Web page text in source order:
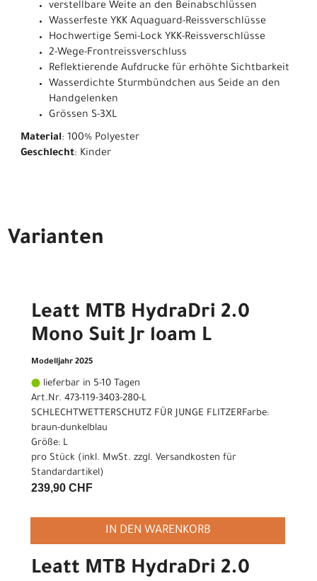
verstellbare Weite an den Beinabschlüssen
Wasserfeste YKK Aquaguard-Reissverschlüsse
Hochwertige Semi-Lock YKK-Reissverschlüsse
2-Wege-Frontreissverschluss
Reflektierende Aufdrucke für erhöhte Sichtbarkeit
Wasserdichte Sturmbündchen aus Seide an den
Handgelenken
Grössen S-3XL
Material: 100% Polyester
Geschlecht: Kinder
Varianten
Leatt MTB HydraDri 2.0
Mono Suit Jr loam L
Modelljahr 2025
lieferbar in 5-10 Tagen
Art.Nr. 473-119-3403-280-L
SCHLECHTWETTERSCHUTZ FÜR JUNGE FLITZERFarbe:
braun-dunkelblau
Größe: L
pro Stück (inkl. MwSt. zzgl. Versandkosten für
Standardartikel)
239,90 CHF
IN DEN WARENKORB
Leatt MTB HydraDri 2.0